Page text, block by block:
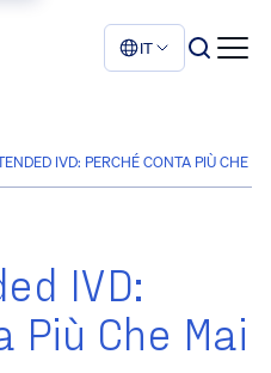
IT
IVD: PERCHÉ CONTA PIÙ CHE
IVD:
Più Che Mai